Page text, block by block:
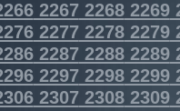
2267 22682269
227722782279
2287 22882289
2297 22982299
2307 23082309